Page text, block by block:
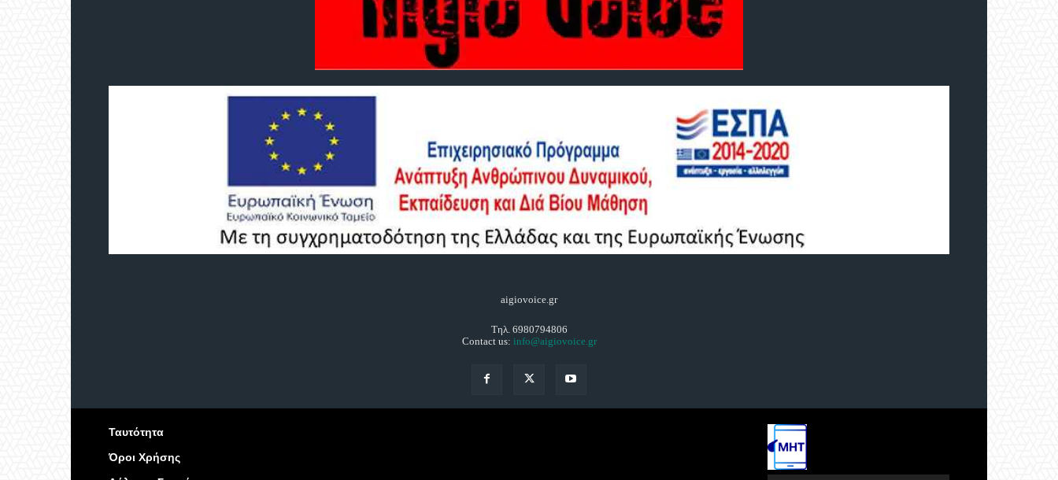
aigiovoice.gr
Τηλ. 6980794806
Contact us: info@aigiovoice.gr
Ταυτότητα
Όροι Χρήσης